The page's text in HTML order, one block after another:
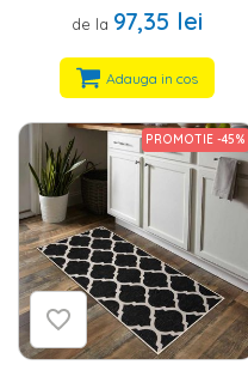
de la 97,35 lei
Adauga in cos
PROMOTIE -45%